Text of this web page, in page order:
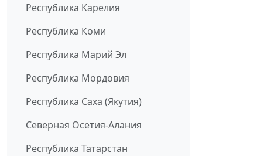
Республика Карелия
Республика Коми
Республика Марий Эл
Республика Мордовия
Республика Саха (Якутия)
Северная Осетия-Алания
Республика Татарстан